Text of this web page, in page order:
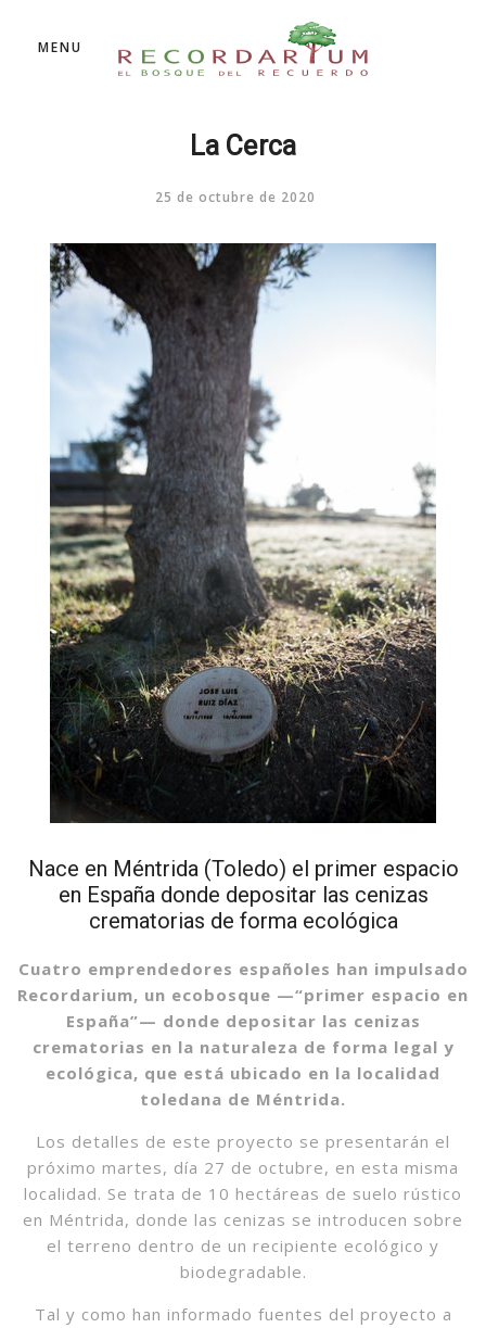
MENU
La Cerca
25 de octubre de 2020
Nace en Méntrida (Toledo) el primer espacio
en España donde depositar las cenizas
crematorias de forma ecológica
Cuatro emprendedores españoles han impulsado
Recordarium, un ecobosque —“primer espacio en
España”— donde depositar las cenizas
crematorias en la naturaleza de forma legal y
ecológica, que está ubicado en la localidad
toledana de Méntrida.
Los detalles de este proyecto se presentarán el
próximo martes, día 27 de octubre, en esta misma
localidad. Se trata de 10 hectáreas de suelo rústico
en Méntrida, donde las cenizas se introducen sobre
el terreno dentro de un recipiente ecológico y
biodegradable.
Tal y como han informado fuentes del proyecto a